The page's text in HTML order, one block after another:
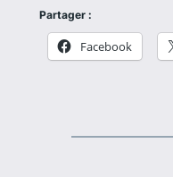
Partager :
Facebook